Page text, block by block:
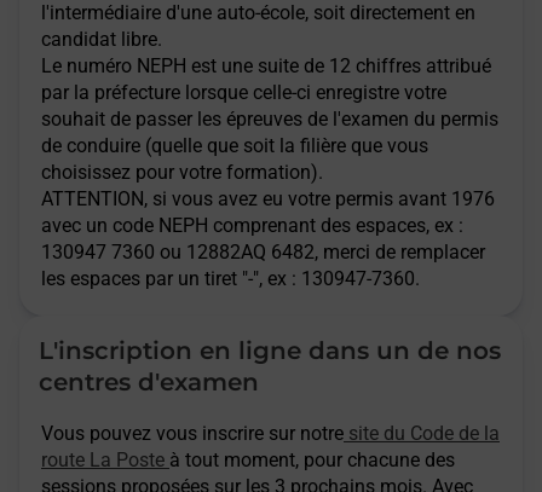
l'intermédiaire d'une auto-école, soit directement en
candidat libre.
Le numéro NEPH est une suite de 12 chiffres attribué
par la préfecture lorsque celle-ci enregistre votre
souhait de passer les épreuves de l'examen du permis
de conduire (quelle que soit la filière que vous
choisissez pour votre formation).
ATTENTION, si vous avez eu votre permis avant 1976
avec un code NEPH comprenant des espaces, ex :
130947 7360 ou 12882AQ 6482, merci de remplacer
les espaces par un tiret "-", ex : 130947-7360.
L'inscription en ligne dans un de nos
centres d'examen
Vous pouvez vous inscrire sur notre site du Code de la
route La Poste à tout moment, pour chacune des
sessions proposées sur les 3 prochains mois. Avec